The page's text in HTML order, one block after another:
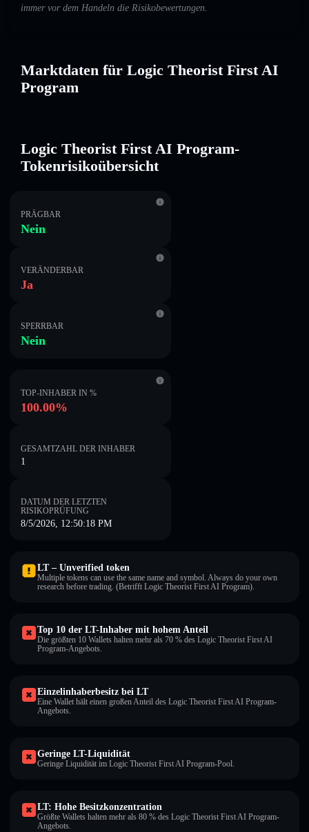
immer vor dem Handeln die Risikobewertungen.
Marktdaten für Logic Theorist First AI
Program
Logic Theorist First AI Program-
Tokenrisikoübersicht
PRÄGBAR
Nein
VERÄNDERBAR
Ja
SPERRBAR
Nein
TOP-INHABER IN %
100.00%
GESAMTZAHL DER INHABER
1
DATUM DER LETZTEN
RISIKOPRÜFUNG
8/5/2026, 12:50:18 PM
LT – Unverified token
Multiple tokens can use the same name and symbol. Always do your own
research before trading. (Betrifft Logic Theorist First AI Program).
Top 10 der LT-Inhaber mit hohem Anteil
Die größten 10 Wallets halten mehr als 70 % des Logic Theorist First AI
Program-Angebots.
Einzelinhaberbesitz bei LT
Eine Wallet hält einen großen Anteil des Logic Theorist First AI Program-
Angebots.
Geringe LT-Liquidität
Geringe Liquidität im Logic Theorist First AI Program-Pool.
LT: Hohe Besitzkonzentration
Größte Wallets halten mehr als 80 % des Logic Theorist First AI Program-
Angebots.